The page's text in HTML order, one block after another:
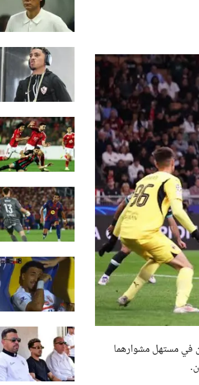
في مستهل مشوارهما